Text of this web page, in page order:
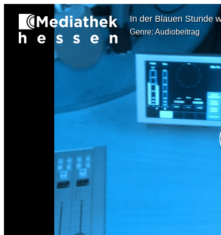
In der Blauen Stunde
Genre: Audiobeitrag